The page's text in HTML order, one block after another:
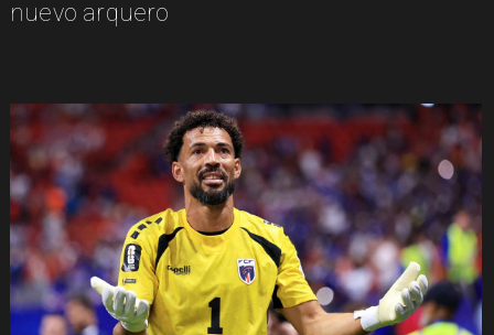
nuevo arquero